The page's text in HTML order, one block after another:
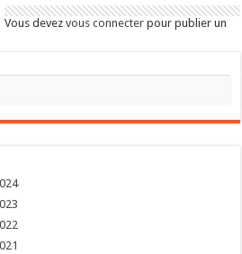
Vous devezvous connecter pour publier un